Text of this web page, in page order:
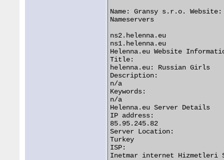
Name: Gransy s.r.o.
Nameservers
ns2.helenna.eu
ns1.helenna.eu
Helenna.eu Website
Title:
helenna.eu: Russian Girls
Description:
n/a
Keywords:
n/a
Helenna.eu Server Details
IP address:
85.95.245.82
Server Location:
Turkey
ISP:
Inetmar internet